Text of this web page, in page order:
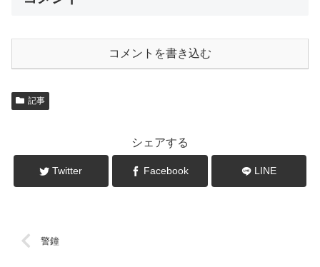
コメントを書き込む
記事
シェアする
Twitter Facebook LINE
警鐘